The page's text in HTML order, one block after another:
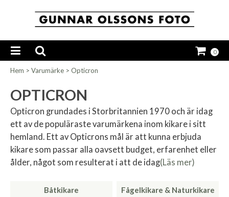
0
Hem > Varumärke > Opticron
OPTICRON
Opticron grundades i Storbritannien 1970 och är idag
ett av de populäraste varumärkena inom kikare i sitt
hemland. Ett av Opticrons mål är att kunna erbjuda
kikare som passar alla oavsett budget, erfarenhet eller
ålder, något som resulterat i att de idag(Läs mer)
Båtkikare Fågelkikare & Naturkikare